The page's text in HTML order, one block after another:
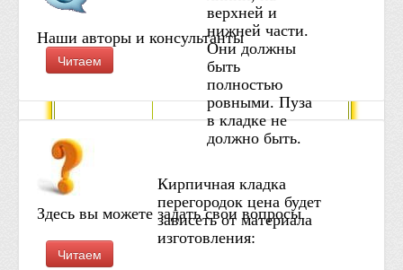
верхней и
нижней части.
Они должны
быть
полностью
ровными. Пуза
в кладке не
должно быть.
Кирпичная кладка
перегородок цена будет
зависеть от материала
изготовления:
Наши авторы и консультанты
Читаем
Здесь вы можете задать свои вопросы
Читаем